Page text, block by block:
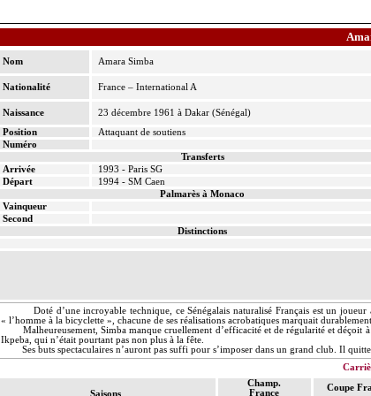
Nom Amara Simba
Nationalité France – International A
Naissance
23 décembre 1961 à Dakar (Sénégal)
Position
Attaquant de soutiens
Numéro
Transferts
Arrivée
1993 - Paris SG
Départ
1994 - SM Caen
Palmarès à Monaco
Vainqueur
Second
Distinctions
Doté d’une incroyable technique, ce Sénégalais naturalisé Français est un
« l’homme à la bicyclette », chacune de ses réalisations acrobatiques marquait
Malheureusement, Simba manque cruellement d’efficacité et de régularité et
Ikpeba, qui n’était pourtant pas non plus à la fête.
Ses buts spectaculaires n’auront pas suffi pour s’imposer dans un grand club. Il
Saisons
Champ.
France
Coupe